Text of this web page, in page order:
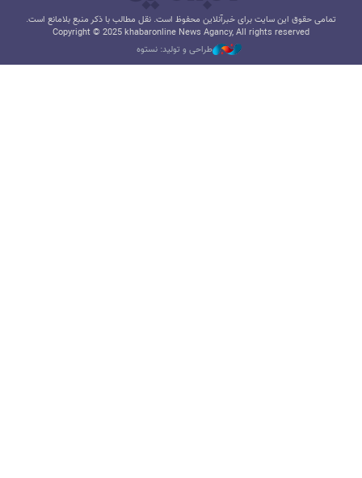
تمامی حقوق این سایت برای خبرآنلاین محفوظ است. نقل مطالب با ذکر منبع بلامانع است.
Copyright © 2025 khabaronline News Agancy, All rights reserved
طراحی و تولید: نستوه